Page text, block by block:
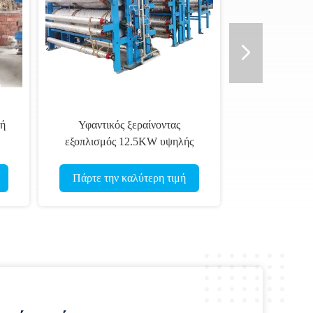
Υφαντικός ξεραίνοντας
εξοπλισμός 12.5KW υψηλής
Πάρτε την καλύτερη τιμή